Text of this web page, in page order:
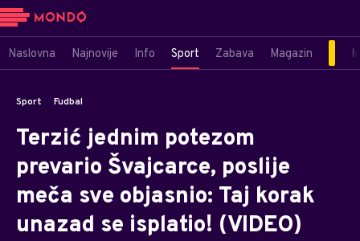
Naslovna Najnovije Info Sport Zabava Magazin
Sport Fudbal
Terzić jednim potezom
prevario Švajcarce, poslije
meča sve objasnio: Taj korak
unazad se isplatio! (VIDEO)